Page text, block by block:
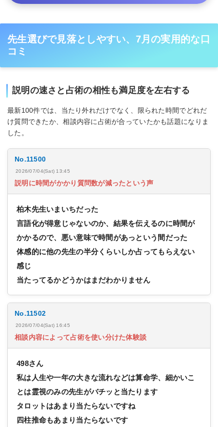
先生選びで見落としやすい、7月の実用的な口
コミ
説明の速さと占術の相性も満足度を左右する
最新100件では、当たり外れだけでなく、限られた時間でどれだ
け質問できたか、相談内容に占術が合っていたかも話題になりま
した。
No.11500
2026/07/04(Sat) 13:45
説明に時間がかかり質問数が減ったという声
柏木先生いまいちだった
言語化が得意じゃないのか、結果を伝えるのに時間が
かかるので、悪い意味で時間があっという間だった
体感的に他の先生の半分くらいしか占ってもらえない
感じ
当たってるかどうかはまだわかりません
No.11502
2026/07/04(Sat) 16:45
相談内容によって占術を使い分けた体験談
498さん
私は人生や一年の大きな流れなどは算命学、細かいこ
とは霊視のみの先生がバチッと当たります
タロットはあまり当たらないですね
四柱推命もあまり当たらないです